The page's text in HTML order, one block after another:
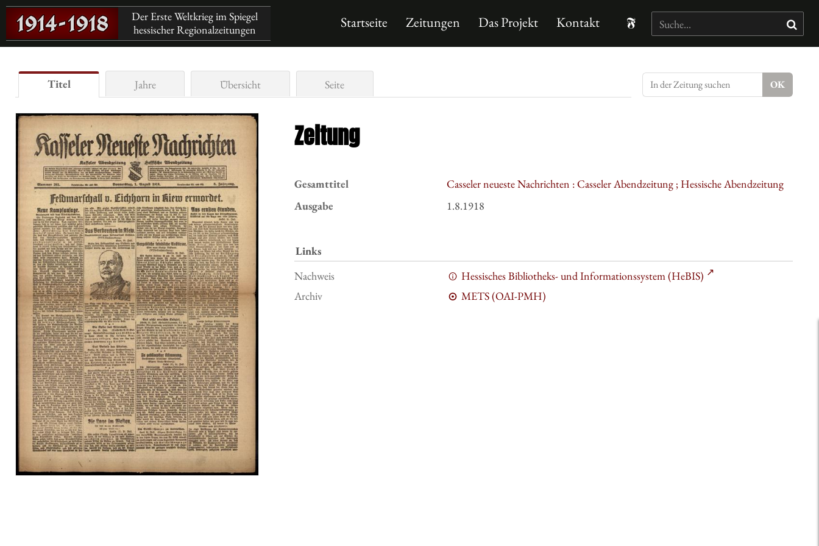
Der Erste Weltkrieg im Spiegel
hessischer Regionalzeitungen
Startseite Zeitungen Das Projekt Kontakt
Titel Jahre Übersicht Seite
Zeitung
Gesamttitel
Casseler neueste Nachrichten : Casseler Abendzeitung ; Hessische Abendzeitung
Ausgabe
1.8.1918
Links
Nachweis
Hessisches Bibliotheks- und Informationssystem (HeBIS)
Archiv
METS (OAI-PMH)